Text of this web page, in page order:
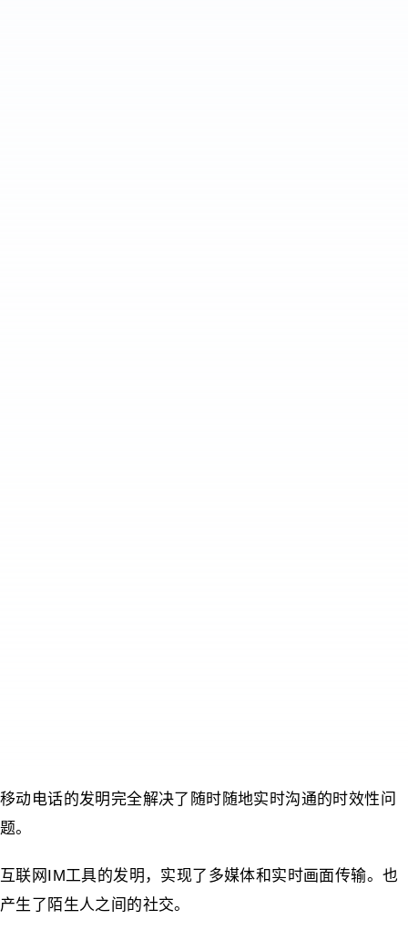
移动电话的发明完全解决了随时随地实时沟通的时效性问
题。
互联网IM工具的发明，实现了多媒体和实时画面传输。也
产生了陌生人之间的社交。